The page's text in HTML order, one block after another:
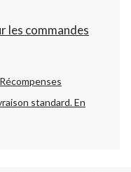
les commandes
standard.En